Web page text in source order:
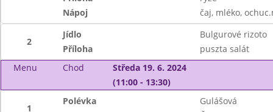
Nápoj
čaj, mléko,
2
Jídlo
Bulgurové rizoto
Příloha
puszta salát
Menu
Chod
Středa 19. 6. 2024
(11:00 - 13:30)
1
Polévka
Gulášová